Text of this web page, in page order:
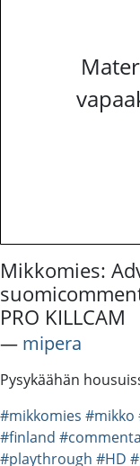
Mikkomies:
PRO KILLCAM
― mipera
Pysykäähän
#mikkomies #mikko
#finland
#playthrough #HD